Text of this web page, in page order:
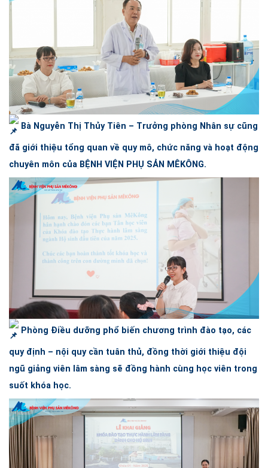
Bà Nguyễn Thị Thủy Tiên – Trưởng phòng Nhân sự cũng
đã giới thiệu tổng quan về quy mô, chức năng và hoạt động
chuyên môn của BỆNH VIỆN PHỤ SẢN MÊKÔNG.
Phòng Điều dưỡng phổ biến chương trình đào tạo, các
quy định – nội quy cần tuân thủ, đồng thời giới thiệu đội
ngũ giảng viên lâm sàng sẽ đồng hành cùng học viên trong
suốt khóa học.